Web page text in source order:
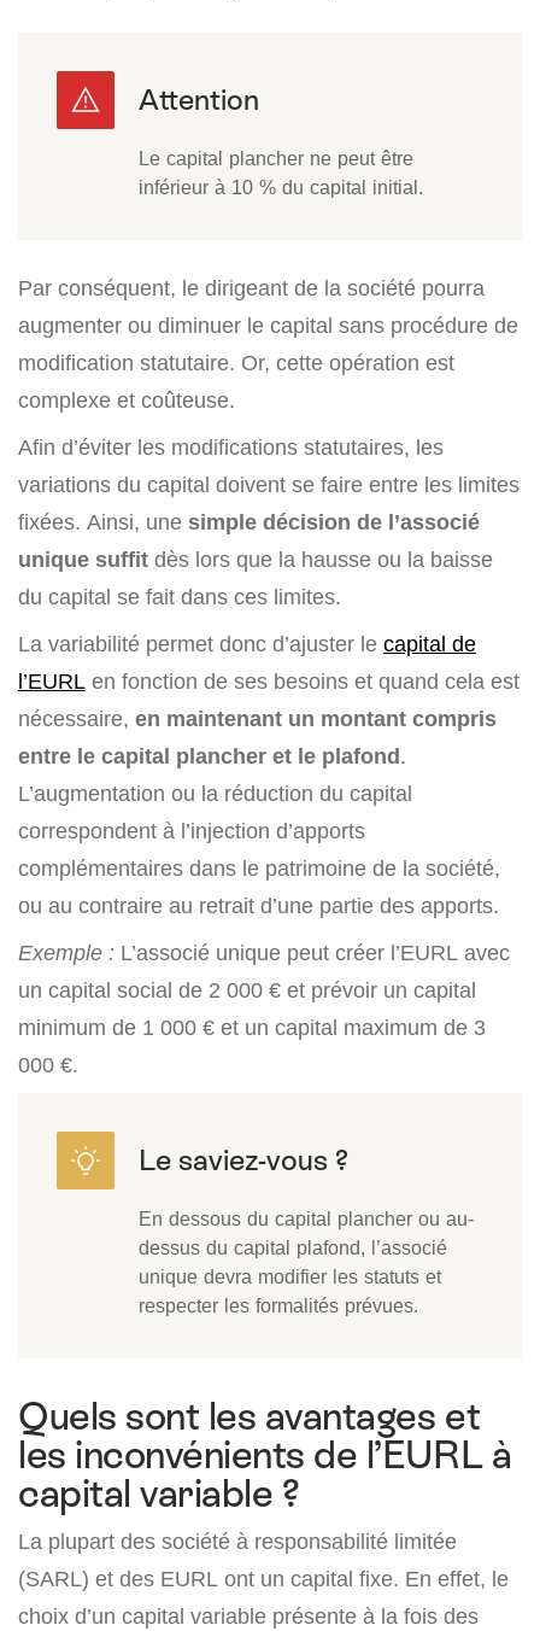
Le capital plancher ne peut être
inférieur à 10 % du capital initial.
Par conséquent, le dirigeant de la société pourra
augmenter ou diminuer le capital sans procédure de
modification statutaire. Or, cette opération est
complexe et coûteuse.
Afin d’éviter les modifications statutaires, les
variations du capital doivent se faire entre les limites
fixées. Ainsi, une simple décision de l’associé
unique suffit dès lors que la hausse ou la baisse
du capital se fait dans ces limites.
La variabilité permet donc d’ajuster le capital de
l’EURL en fonction de ses besoins et quand cela est
nécessaire, en maintenant un montant compris
entre le capital plancher et le plafond.
L’augmentation ou la réduction du capital
correspondent à l’injection d’apports
complémentaires dans le patrimoine de la société,
ou au contraire au retrait d’une partie des apports.
Exemple : L’associé unique peut créer l’EURL avec
un capital social de 2 000 € et prévoir un capital
minimum de 1 000 € et un capital maximum de 3
000 €.
En dessous du capital plancher ou au-
dessus du capital plafond, l’associé
unique devra modifier les statuts et
respecter les formalités prévues.
Quels sont les avantages et
les inconvénients de l’EURL à
capital variable ?
La plupart des société à responsabilité limitée
(SARL) et des EURL ont un capital fixe. En effet, le
choix d’un capital variable présente à la fois des